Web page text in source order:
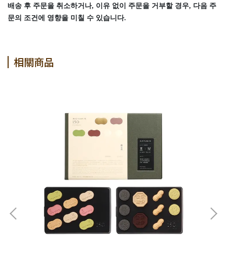
배송 후 주문을 취소하거나, 이유 없이 주문을 거부할 경우, 다음 주
문의 조건에 영향을 미칠 수 있습니다.
相關商品